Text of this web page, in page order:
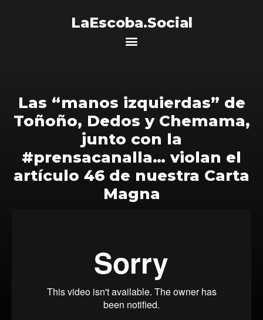
LaEscoba.Social
Las “manos izquierdas” de
Toñoño, Dedos y Chemama,
junto con la
#prensacanalla… violan el
artículo 46 de nuestra Carta
Magna